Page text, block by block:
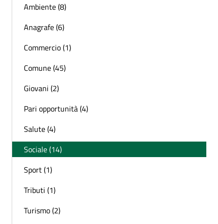
Ambiente (8)
Anagrafe (6)
Commercio (1)
Comune (45)
Giovani (2)
Pari opportunità (4)
Salute (4)
Sociale (14)
Sport (1)
Tributi (1)
Turismo (2)